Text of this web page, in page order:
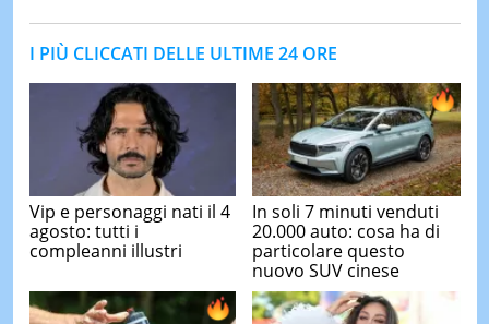
I PIÙ CLICCATI DELLE ULTIME 24 ORE
Vip e personaggi nati il 4
agosto: tutti i
compleanni illustri
In soli 7 minuti venduti
20.000 auto: cosa ha di
particolare questo
nuovo SUV cinese